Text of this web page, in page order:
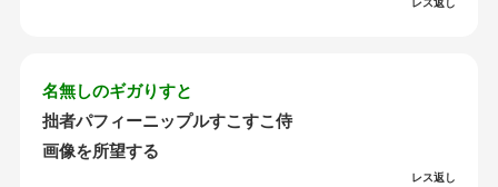
レス返し
名無しのギガりすと
拙者パフィーニップルすこすこ侍
画像を所望する
レス返し